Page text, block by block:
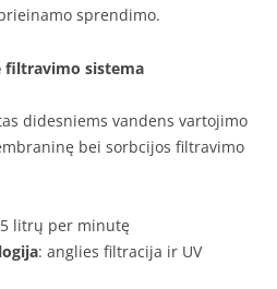
sprendimo.
filtravimo sistema
didesniems vandens vartojimo
bei sorbcijos filtravimo
litrų per minutę
: anglies filtracija ir UV